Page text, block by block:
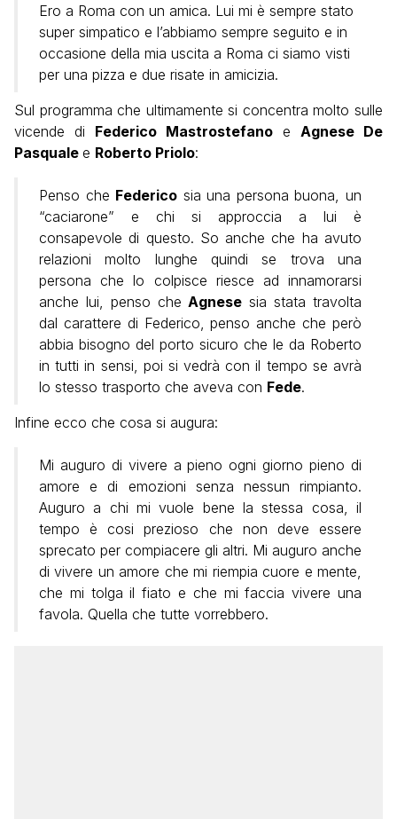
Ero a Roma con un amica. Lui mi è sempre stato
super simpatico e l’abbiamo sempre seguito e in
occasione della mia uscita a Roma ci siamo visti
per una pizza e due risate in amicizia.
Sul programma che ultimamente si concentra molto sulle
vicende di Federico Mastrostefano e Agnese De
Pasquale e Roberto Priolo:
Penso che Federico sia una persona buona, un
“caciarone” e chi si approccia a lui è
consapevole di questo. So anche che ha avuto
relazioni molto lunghe quindi se trova una
persona che lo colpisce riesce ad innamorarsi
anche lui, penso cheAgnese sia stata travolta
dal carattere di Federico, penso anche che però
abbia bisogno del porto sicuro che le da Roberto
in tutti in sensi, poi si vedrà con il tempo se avrà
lo stesso trasporto che aveva con Fede.
Infine ecco che cosa si augura:
Mi auguro di vivere a pieno ogni giorno pieno di
amore e di emozioni senza nessun rimpianto.
Auguro a chi mi vuole bene la stessa cosa, il
tempo è cosi prezioso che non deve essere
sprecato per compiacere gli altri. Mi auguro anche
di vivere un amore che mi riempia cuore e mente,
che mi tolga il fiato e che mi faccia vivere una
favola. Quella che tutte vorrebbero.